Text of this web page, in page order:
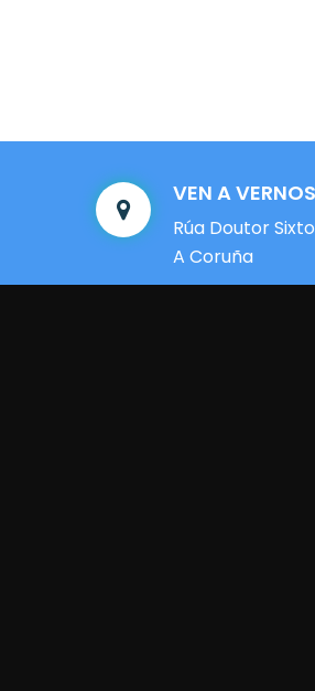
VEN A VERNOS
Rúa Doutor
A Coruña